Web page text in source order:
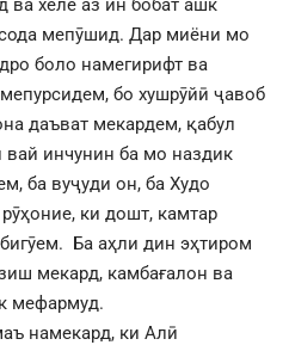
мепӯшид. Дар миёни мо
боло намегирифт ва
бо хушрӯйӣ ҷавоб
даъват мекардем, қабул
инчунин ба мо наздик
ба вуҷуди он, ба Худо
ки дошт, камтар
Ба аҳли дин эҳтиром
мекард, камбағалон ва
мефармуд.
намекард, ки Алӣ